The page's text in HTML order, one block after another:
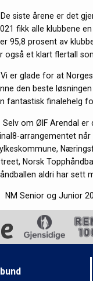
siste årene er det
fikk alle klubbene
95,8 prosent av
også et klart flertall
er glade for at
den beste
fantastisk finalehelg
Selv om ØIF Arendal
arrangementet
Norsk
aldri har sett
NM Senior og Junior